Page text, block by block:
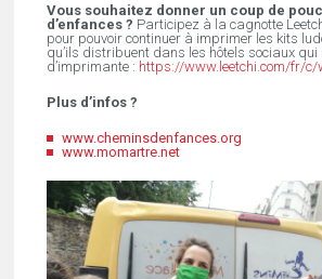
Vous souhaitez donner un coup de
d’enfances ? Participez à la cagnotte
pour pouvoir continuer à imprimer les kits
qu’ils distribuent dans les hôtels sociaux qui
d’imprimante : https://www.leetchi.com/fr/
Plus d’infos ?
www.cheminsdenfances.org
www.momartre.net